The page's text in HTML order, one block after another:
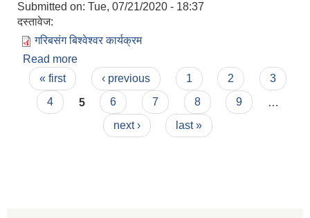
Submitted on: Tue, 07/21/2020 - 18:37
दस्तावेज:
गरिबसंग बिश्वेश्वर कार्यक्रम
Read more
Pages
« first ‹ previous 1 2
3
4
5 6 7 8 9
next ›
last »